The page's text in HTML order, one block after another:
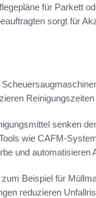
für Parkett
sorgt für
senken
wie CAFM-
und automatisieren
Beispiel für
reduzieren